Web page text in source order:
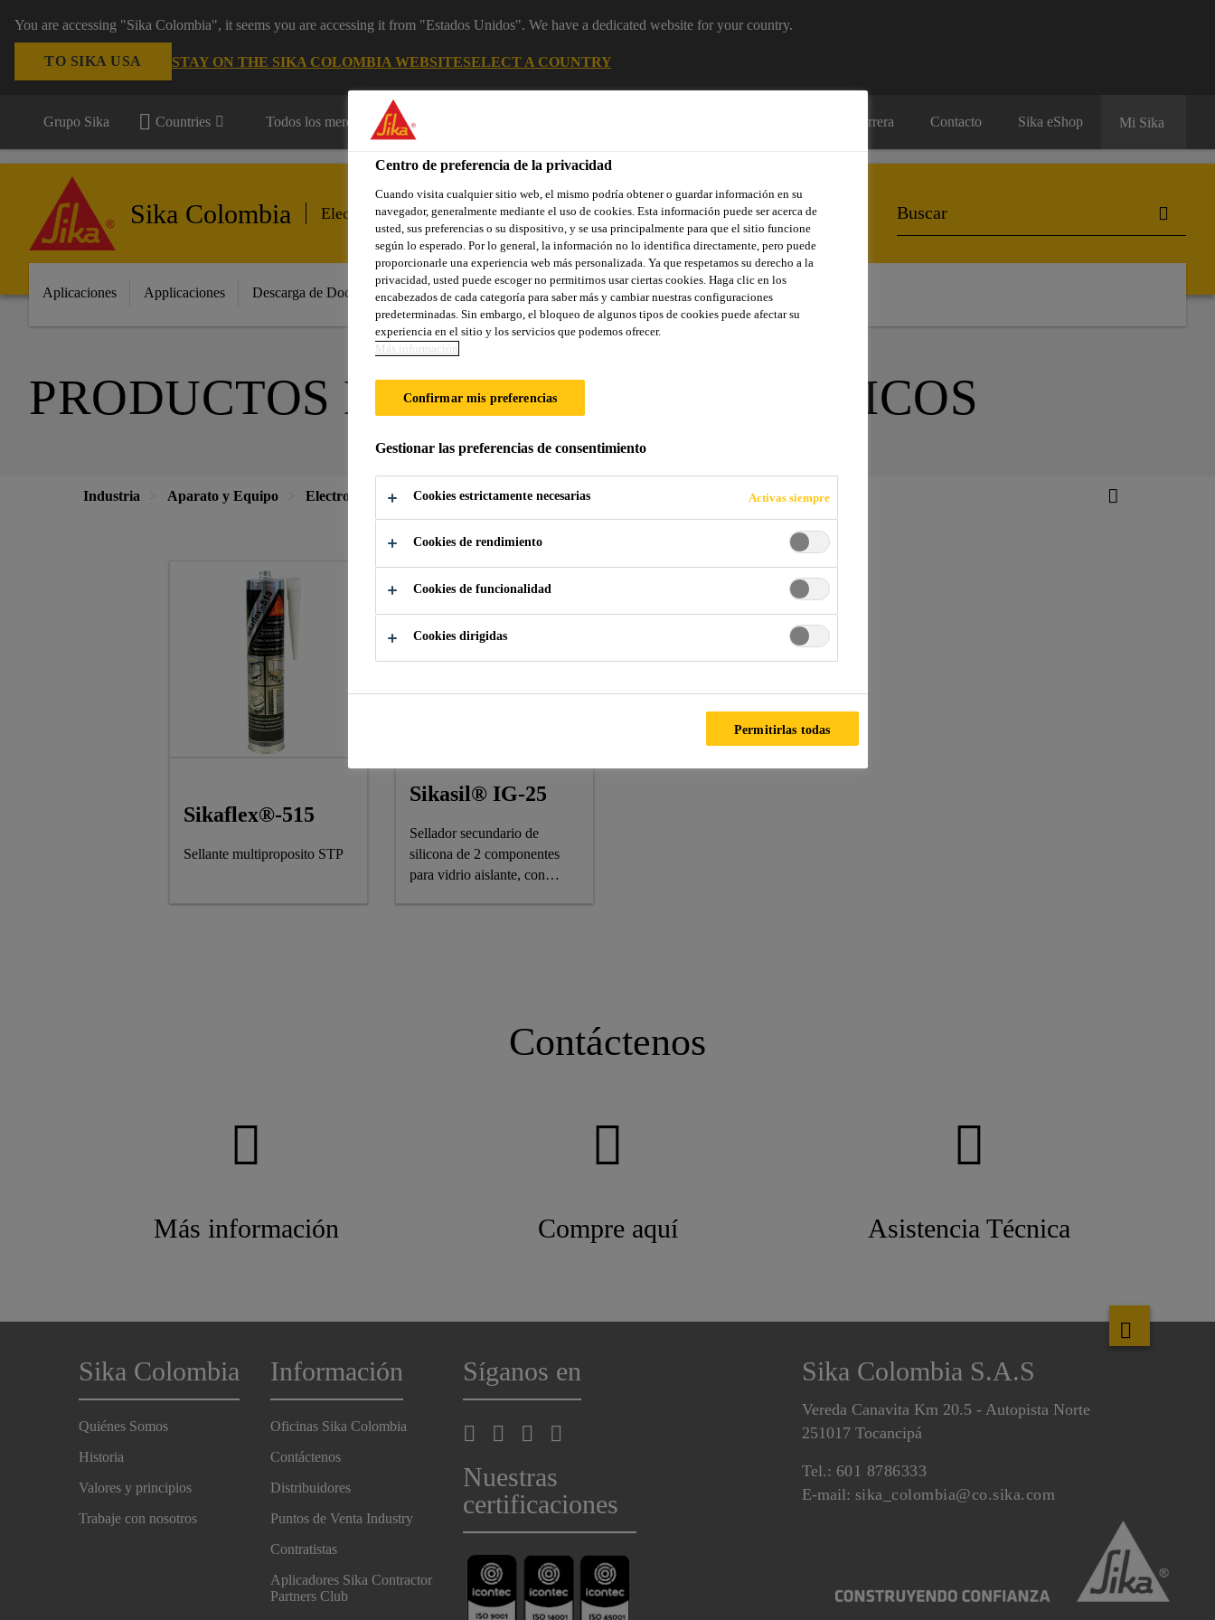
You are accessing "Sika Colombia", it seems you are accessing it from "Estados Unidos". We have a dedicated website for your country.
TO SIKA USA STAY ON THE SIKA COLOMBIA WEBSITESELECT A COUNTRY
Grupo Sika Countries Todos los mercados Carrera Contacto Sika eShop Mi Sika
Sika Colombia Electrodomésticos
Aplicaciones Applicaciones Descarga de Documentos
PRODUCTOS DE ELECTRODOMÉSTICOS
Industria Aparato y Equipo Electrodomésticos
Sikaflex®-515
Sellante multiproposito STP
Sikasil® IG-25
Sellador secundario de
silicona de 2 componentes
para vidrio aislante, con
Contáctenos
Más información Compre aquí Asistencia Técnica
Sika Colombia
Quiénes Somos
Historia
Valores y principios
Trabaje con nosotros
Información
Oficinas Sika Colombia
Contáctenos
Distribuidores
Puntos de Venta Industry
Contratistas
Aplicadores Sika Contractor
Partners Club
Síganos en
Nuestras
certificaciones
Sika Colombia S.A.S
Vereda Canavita Km 20.5 - Autopista Norte
251017 Tocancipá
Tel.: 601 8786333
E-mail: sika_colombia@co.sika.com
Centro de preferencia de la privacidad
Cuando visita cualquier sitio web, el mismo podría obtener o guardar información en su
navegador, generalmente mediante el uso de cookies. Esta información puede ser acerca de
usted, sus preferencias o su dispositivo, y se usa principalmente para que el sitio funcione
según lo esperado. Por lo general, la información no lo identifica directamente, pero puede
proporcionarle una experiencia web más personalizada. Ya que respetamos su derecho a la
privacidad, usted puede escoger no permitirnos usar ciertas cookies. Haga clic en los
encabezados de cada categoría para saber más y cambiar nuestras configuraciones
predeterminadas. Sin embargo, el bloqueo de algunos tipos de cookies puede afectar su
experiencia en el sitio y los servicios que podemos ofrecer.
Más información
Confirmar mis preferencias
Gestionar las preferencias de consentimiento
Cookies estrictamente necesarias Activas siempre
Cookies de rendimiento
Cookies de funcionalidad
Cookies dirigidas
Permitirlas todas